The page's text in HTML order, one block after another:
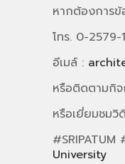
หากต้องการข้
โทร. 0-2579-
อีเมล์ :
หรือติดตามกิ
หรือเยี่ยมชมวิ
University